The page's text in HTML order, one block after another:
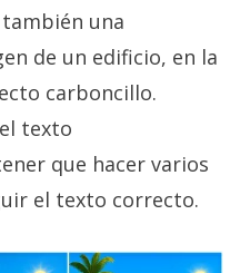
una
de un edificio, en la
carboncillo.
texto
que hacer varios
el texto correcto.